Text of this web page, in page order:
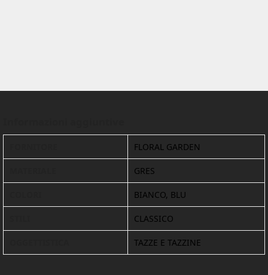
FLORAL GARDEN
GRES
BIANCO, BLU
CLASSICO
TAZZE E TAZZINE